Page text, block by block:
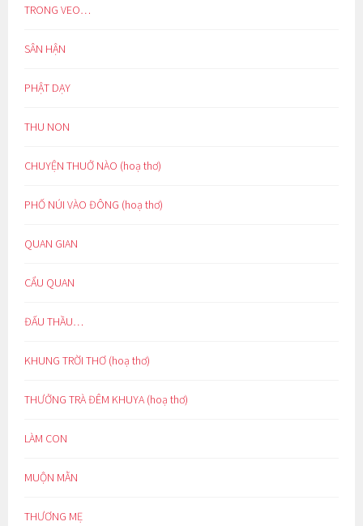
TRONG VEO…
SÂN HẬN
PHẬT DẠY
THU NON
CHUYỆN THUỞ NÀO (hoạ thơ)
PHỐ NÚI VÀO ĐÔNG (hoạ thơ)
QUAN GIAN
CẨU QUAN
ĐẤU THẦU…
KHUNG TRỜI THƠ (hoạ thơ)
THƯỞNG TRÀ ĐÊM KHUYA (hoạ thơ)
LÀM CON
MUỘN MẰN
THƯƠNG MẸ